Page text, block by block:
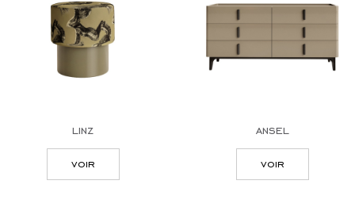
linz
voir
ansel
voir